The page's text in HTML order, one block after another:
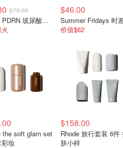
$79.00
ANUA PDRN 玻尿酸精华30ml+面霜60ml+面膜x3片
$46.00
价值$62
the soft glam set
妆
$158.00
Rhode 旅行套装 6件
肤小样